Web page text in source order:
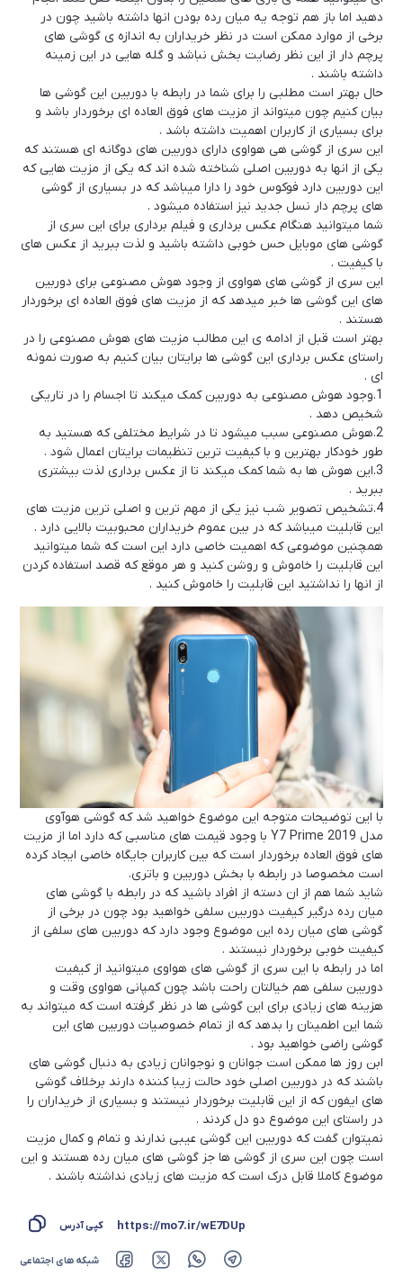
دهید اما باز هم توجه یه میان رده بودن انها داشته باشید چون در
برخی از موارد ممکن است در نظر خریداران به اندازه ی گوشی های
پرچم دار از این نظر رضایت بخش نباشد و گله هایی در این زمینه
داشته باشند .
حال بهتر است مطلبی را برای شما در رابطه با دوربین این گوشی ها
بیان کنیم چون میتواند از مزیت های فوق العاده ای برخوردار باشد و
برای بسیاری از کاربران اهمیت داشته باشد .
این سری از گوشی هی هواوی دارای دوربین های دوگانه ای هستند که
یکی از انها به دوربین اصلی شناخته شده اند که یکی از مزیت هایی که
این دوربین دارد فوکوس خود را دارا میباشد که در بسیاری از گوشی
های پرچم دار نسل جدید نیز استفاده میشود .
شما میتوانید هنگام عکس برداری و فیلم برداری برای این سری از
گوشی های موبایل حس خوبی داشته باشید و لذت ببرید از عکس های
با کیفیت .
این سری از گوشی های هواوی از وجود هوش مصنوعی برای دوربین
های این گوشی ها خبر میدهد که از مزیت های فوق العاده ای برخوردار
هستند .
بهتر است قبل از ادامه ی این مطالب مزیت های هوش مصنوعی را در
راستای عکس برداری این گوشی ها برایتان بیان کنیم به صورت نمونه
ای .
1.وجود هوش مصنوعی به دوربین کمک میکند تا اجسام را در تاریکی
شخیص دهد .
2.هوش مصنوعی سبب میشود تا در شرایط مختلفی که هستید به
طور خودکار بهترین و با کیفیت ترین تنظیمات برایتان اعمال شود .
3.این هوش ها به شما کمک میکند تا از عکس برداری لذت بیشتری
ببرید .
4.تشخیص تصویر شب نیز یکی از مهم ترین و اصلی ترین مزیت های
این قابلیت میباشد که در بین عموم خریداران محبوبیت بالایی دارد .
همچنین موضوعی که اهمیت خاصی دارد این است که شما میتوانید
این قابلیت را خاموش و روشن کنید و هر موقع که قصد استفاده کردن
از انها را نداشتید این قابلیت را خاموش کنید .
با این توضیحات متوجه این موضوع خواهید شد که گوشی هوآوی
مدل Y7 Prime 2019 با وجود قیمت های مناسبی که دارد اما از مزیت
های فوق العاده برخوردار است که بین کاربران جایگاه خاصی ایجاد کرده
است مخصوصا در رابطه با بخش دوربین و باتری.
شاید شما هم از ان دسته از افراد باشید که در رابطه با گوشی های
میان رده درگیر کیفیت دوربین سلفی خواهید بود چون در برخی از
گوشی های میان رده این موضوع وجود دارد که دوربین های سلفی از
کیفیت خوبی برخوردار نیستند .
اما در رابطه با این سری از گوشی های هواوی میتوانید از کیفیت
دوربین سلفی هم خیالتان راحت باشد چون کمپانی هواوی وقت و
هزینه های زیادی برای این گوشی ها در نظر گرفته است که میتواند به
شما این اطمینان را بدهد که از تمام خصوصیات دوربین های این
گوشی راضی خواهید بود .
ابن روز ها ممکن است جوانان و نوجوانان زیادی به دنبال گوشی های
باشند که در دوربین اصلی خود حالت زیبا کننده دارند برخلاف گوشی
های ایفون که از این قابلیت برخوردار نیستند و بسیاری از خریداران را
در راستای این موضوع دو دل کردند .
نمیتوان گفت که دوربین این گوشی عیبی ندارند و تمام و کمال مزیت
است چون این سری از گوشی ها جز گوشی های میان رده هستند و این
موضوع کاملا قابل درک است که مزیت های زیادی نداشته باشند .
https://mo7.ir/wE7DUp کپی آدرس
شبکه های اجتماعی